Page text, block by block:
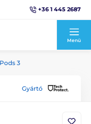
+36 1 445 2687
Menü
3
Gyártó